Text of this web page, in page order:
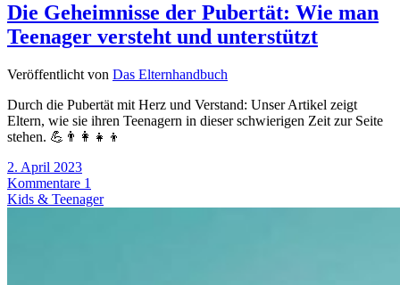
Die Geheimnisse der Pubertät: Wie man
Teenager versteht und unterstützt
Veröffentlicht von Das Elternhandbuch
Durch die Pubertät mit Herz und Verstand: Unser Artikel zeigt
Eltern, wie sie ihren Teenagern in dieser schwierigen Zeit zur Seite
stehen. 💪👨‍👩‍👧‍👦
2. April 2023
Kommentare 1
Kids & Teenager